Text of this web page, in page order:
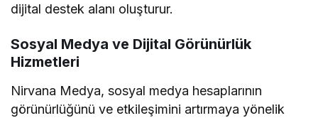
dijital destek alanı oluşturur.
Sosyal Medya ve Dijital Görünürlük
Hizmetleri
Nirvana Medya, sosyal medya hesaplarının
görünürlüğünü ve etkileşimini artırmaya yönelik